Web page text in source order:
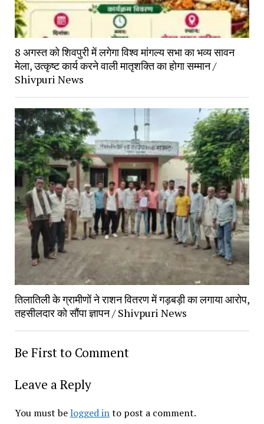
8 अगस्त को शिवपुरी में लगेगा विश्व मांगल्य सभा का भव्य सावन
मेला, उत्कृष्ट कार्य करने वाली मातृशक्ति का होगा सम्मान /
Shivpuri News
तिलातिली के ग्रामीणों ने राशन वितरण में गड़बड़ी का लगाया आरोप,
तहसीलदार को सौंपा ज्ञापन / Shivpuri News
Be First to Comment
Leave a Reply
You must be logged into post a comment.